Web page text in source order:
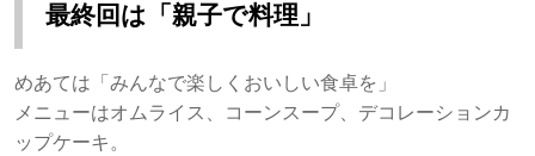
最終回は「親子で料理」
めあては「みんなで楽しくおいしい食卓を」
メニューはオムライス、コーンスープ、デコレーションカ
ップケーキ。